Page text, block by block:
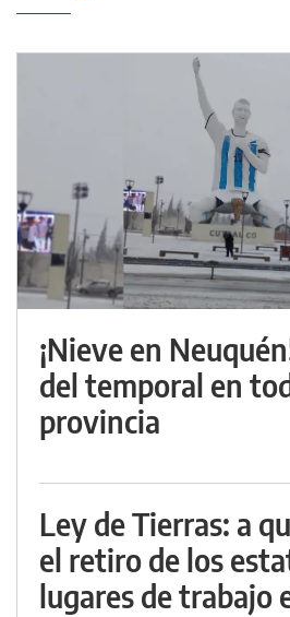
¡Nieve en
del temporal en
provincia
Ley de Tierras: a
el retiro de los
lugares de trabajo